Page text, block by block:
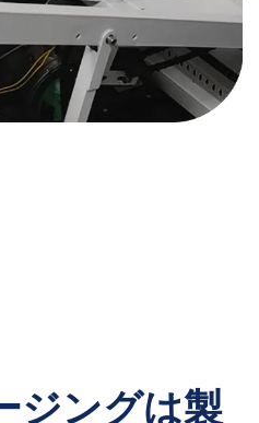
ジングは​​製